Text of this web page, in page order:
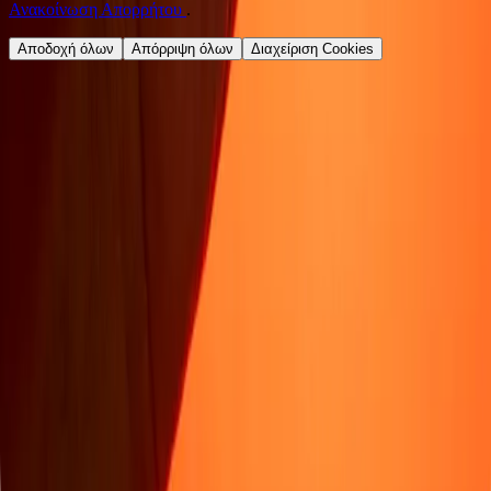
Ανακοίνωση Απορρήτου .
Αποδοχή όλων Απόρριψη όλων Διαχείριση Cookies